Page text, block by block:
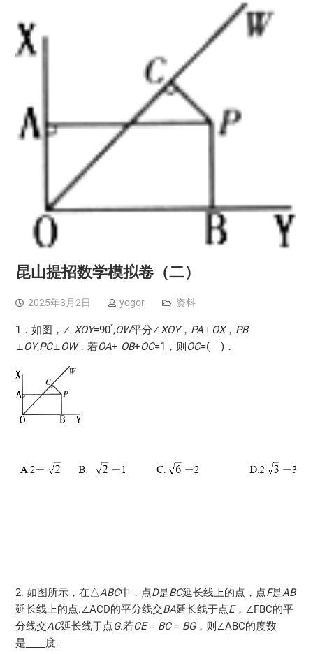
昆山提招数学模拟卷（二）
2025年3月2日 yogor 资料
1．如图，∠ XOY=90°,OW平分∠XOY， PA⊥OX， PB
⊥OY,PC⊥OW．若OA+ OB+OC=1，则 OC=( )．
2. 如图所示，在△ABC中，点D是BC延长线上的点，点F是AB
延长线上的点.∠ACD的平分线交BA延长线于点E，∠FBC的平
分线交AC延长线于点G.若CE= BC = BG，则∠ABC的度数
是
度.